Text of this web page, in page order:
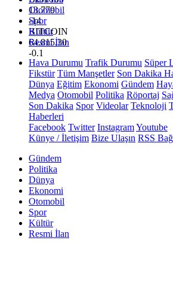
13.779
-14
BITCOIN
64.815,30
-0.1
Otomobil
Spor
Kültür
Resmi İlan
Hava Durumu Trafik Durumu Süper
Fikstür Tüm Manşetler Son Dakika
Dünya Eğitim Ekonomi Gündem
Medya Otomobil Politika Röportaj
Son Dakika Spor Videolar Teknoloji
Haberleri
Facebook Twitter InstagramYoutube
Künye / İletişim Bize Ulaşın RSS
Gündem
Politika
Dünya
Ekonomi
Otomobil
Spor
Kültür
Resmi İlan